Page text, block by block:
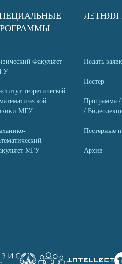
Факультет
теоретической
МГУ
МГУ
Подать
Постер
Программа
/
Постерные
Архив